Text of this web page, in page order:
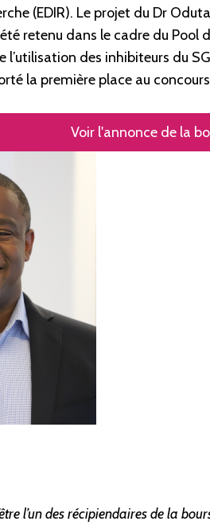
(EDIR). Le projet du Dr
retenu dans le cadre du Pool
des inhibiteurs du
la première place au
Voir l'annonce de la
l’un des récipiendaires de la